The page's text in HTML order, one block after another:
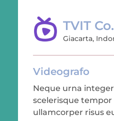
TVIT Co.
Giacarta,
Videografo
Neque urna
scelerisque
ullamcorper risus